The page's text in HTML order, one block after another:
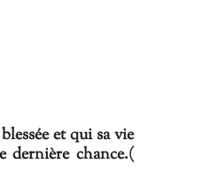
et qui sa vie
dernière chance.(